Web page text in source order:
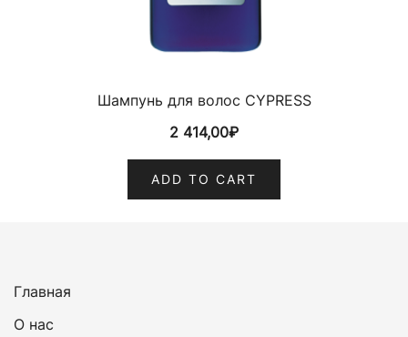
Шампунь для волос CYPRESS
2 414,00₽
ADD TO CART
Главная
О нас